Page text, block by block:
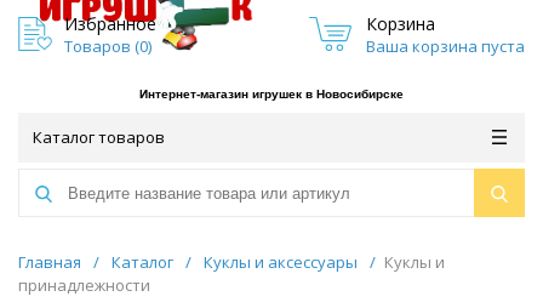
Избранное
Товаров (0)
Корзина
Ваша корзина пуста
Интернет-магазин игрушек в Новосибирске
Каталог товаров
Главная / Каталог / Куклы и аксессуары / Куклы и
принадлежности